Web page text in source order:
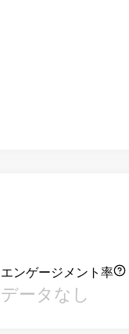
エンゲージメント率
データなし